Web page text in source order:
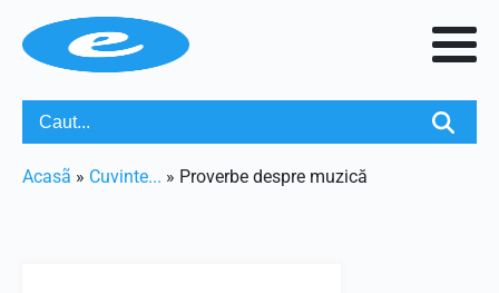
Acasã » Cuvinte... » Proverbe despre muzică